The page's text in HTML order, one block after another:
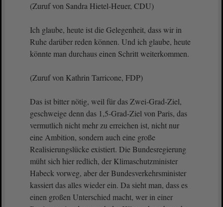
(Zuruf von Sandra Hietel-Heuer, CDU)
Ich glaube, heute ist die Gelegenheit, dass wir in
Ruhe darüber reden können. Und ich glaube, heute
könnte man durchaus einen Schritt weiterkommen.
(Zuruf von Kathrin Tarricone, FDP)
Das ist bitter nötig, weil für das Zwei-Grad-Ziel,
geschweige denn das 1,5-Grad-Ziel von Paris, das
vermutlich nicht mehr zu erreichen ist, nicht nur
eine Ambition, sondern auch eine große
Realisierungslücke existiert. Die Bundesregierung
müht sich hier redlich, der Klimaschutzminister
Habeck vorweg, aber der Bundesverkehrsminister
kassiert das alles wieder ein. Da sieht man, dass es
einen großen Unterschied macht, wer in einer